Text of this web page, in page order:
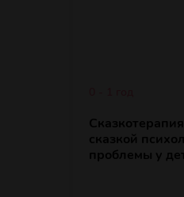
сказкой
проблемы у